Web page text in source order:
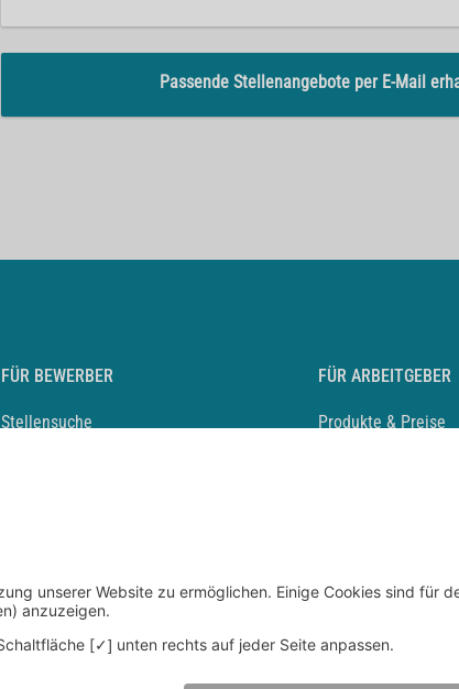
Passende Stellenangebote per E-Mail
FÜR BEWERBER
Stellensuche
Durchsuchen Sie den Stellenkatalog
FÜR ARBEITGEBER
Produkte & Preise